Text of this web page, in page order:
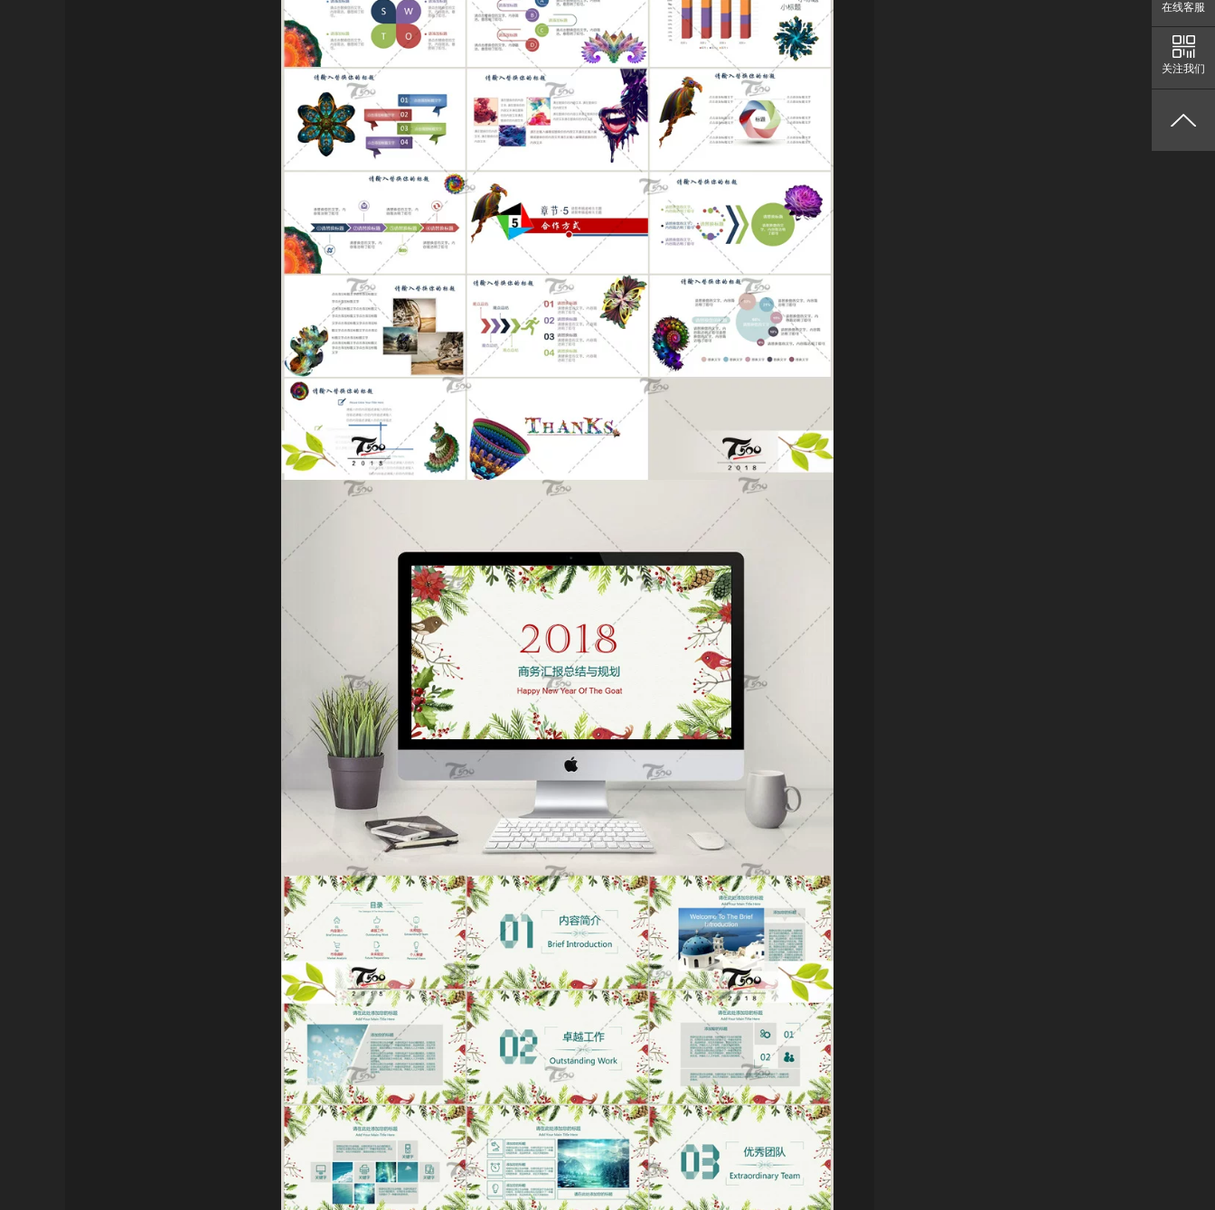
在线客服
关注我们